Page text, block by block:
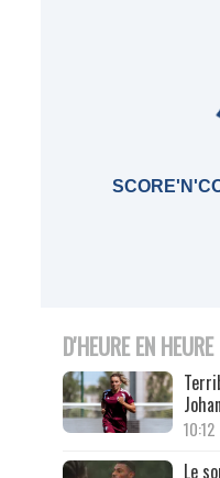
D'HEURE EN HEURE
10:12
Le